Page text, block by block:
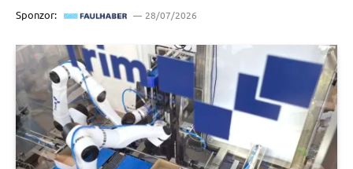
Sponzor: 28/07/2026